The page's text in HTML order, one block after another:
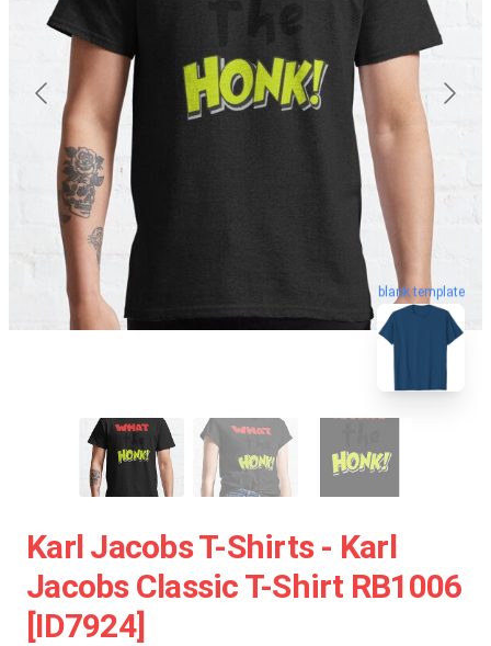
blank template
Karl Jacobs T-Shirts - Karl
Jacobs Classic T-Shirt RB1006
[ID7924]